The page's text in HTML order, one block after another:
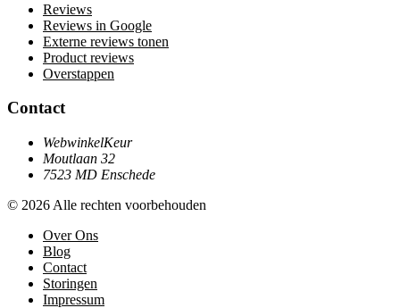
Reviews
Reviews in Google
Externe reviews tonen
Product reviews
Overstappen
Contact
WebwinkelKeur
Moutlaan 32
7523 MD Enschede
© 2026 Alle rechten voorbehouden
Over Ons
Blog
Contact
Storingen
Impressum